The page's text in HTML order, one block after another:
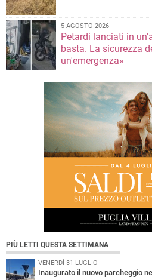
5 AGOSTO 2026
Petardi lanciati in
basta. La sicurezza
un'emergenza»
PIÙ LETTI QUESTA SETTIMANA
VENERDÌ 31 LUGLIO
Inaugurato il nuovo parcheggio